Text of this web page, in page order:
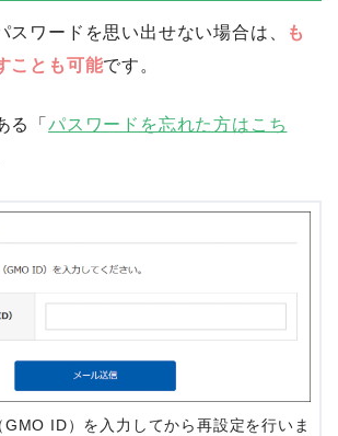
スワードを思い出せない場合は、
も
ことも可能です。
る「 パスワードを忘れた方はこち
GMO ID）を入力してから再設定を行いま